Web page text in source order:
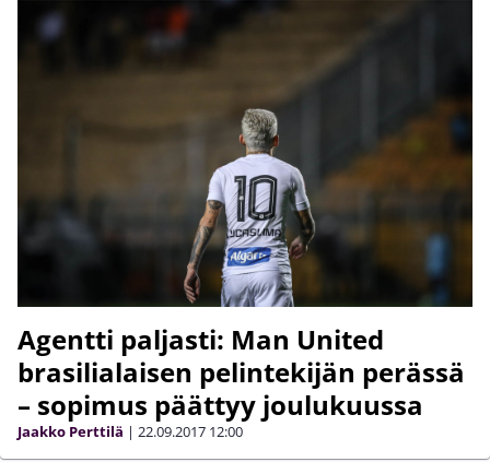
Agentti paljasti: Man United
brasilialaisen pelintekijän perässä
– sopimus päättyy joulukuussa
Jaakko Perttilä | 22.09.2017 12:00